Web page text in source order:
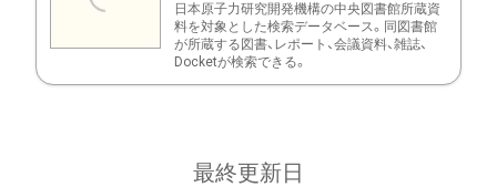
日本原子力研究開発機構の中央図書館所蔵資
料を対象とした検索データベース。同図書館
が所蔵する図書、レポート、会議資料、雑誌、
Docketが検索できる。
最終更新日